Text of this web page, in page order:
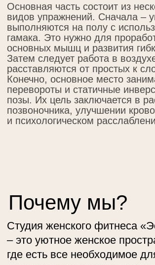
Студия женского фитнеса «Эстетика»